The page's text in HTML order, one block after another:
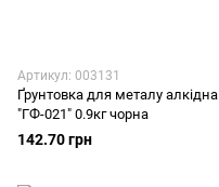
Артикул: 003131
Ґрунтовка для металу алкідна
"ГФ-021" 0.9кг чорна
142.70 грн